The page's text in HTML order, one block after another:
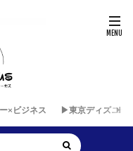
×ビジネス ▶︎東京ディズニー